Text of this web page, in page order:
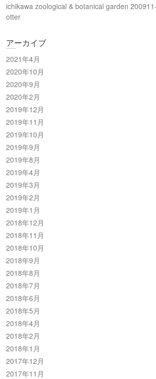
ichikawa zoological & botanical garden
otter
アーカイブ
2021年4月
2020年10月
2020年9月
2020年2月
2019年12月
2019年11月
2019年10月
2019年9月
2019年8月
2019年4月
2019年3月
2019年2月
2019年1月
2018年12月
2018年11月
2018年10月
2018年9月
2018年8月
2018年7月
2018年6月
2018年5月
2018年4月
2018年2月
2018年1月
2017年12月
2017年11月